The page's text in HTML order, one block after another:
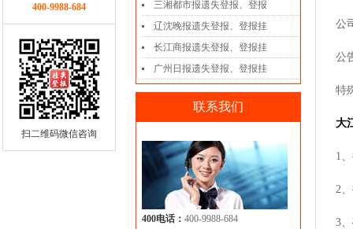
公
公
特
大
1
2
3
三湘都市报遗失登报、登报
辽沈晚报遗失登报、登报挂
长江商报遗失登报、登报挂
广州日报遗失登报、登报挂
联系我们
400电话： 400-9988-684
400-9988-684
扫二维码微信咨询